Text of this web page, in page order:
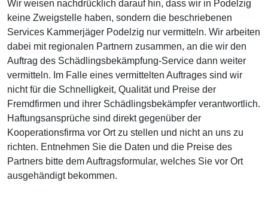
Wir weisen nachdrücklich darauf hin, dass wir in Podelzig
keine Zweigstelle haben, sondern die beschriebenen
Services Kammerjäger Podelzig nur vermitteln. Wir arbeiten
dabei mit regionalen Partnern zusammen, an die wir den
Auftrag des Schädlingsbekämpfung-Service dann weiter
vermitteln. Im Falle eines vermittelten Auftrages sind wir
nicht für die Schnelligkeit, Qualität und Preise der
Fremdfirmen und ihrer Schädlingsbekämpfer verantwortlich.
Haftungsansprüche sind direkt gegenüber der
Kooperationsfirma vor Ort zu stellen und nicht an uns zu
richten. Entnehmen Sie die Daten und die Preise des
Partners bitte dem Auftragsformular, welches Sie vor Ort
ausgehändigt bekommen.